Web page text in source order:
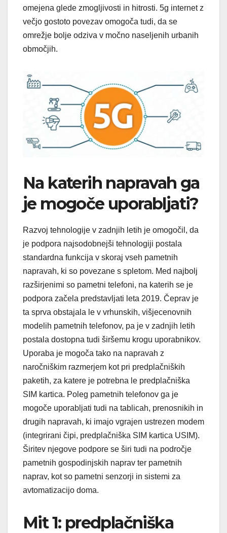
omejena glede zmogljivosti in hitrosti. 5g internet z
večjo gostoto povezav omogoča tudi, da se
omrežje bolje odziva v močno naseljenih urbanih
območjih.
Na katerih napravah ga
je mogoče uporabljati?
Razvoj tehnologije v zadnjih letih je omogočil, da
je podpora najsodobnejši tehnologiji postala
standardna funkcija v skoraj vseh pametnih
napravah, ki so povezane s spletom. Med najbolj
razširjenimi so pametni telefoni, na katerih se je
podpora začela predstavljati leta 2019. Čeprav je
ta sprva obstajala le v vrhunskih, višjecenovnih
modelih pametnih telefonov, pa je v zadnjih letih
postala dostopna tudi širšemu krogu uporabnikov.
Uporaba je mogoča tako na napravah z
naročniškim razmerjem kot pri predplačniških
paketih, za katere je potrebna le predplačniška
SIM kartica. Poleg pametnih telefonov ga je
mogoče uporabljati tudi na tablicah, prenosnikih in
drugih napravah, ki imajo vgrajen ustrezen modem
(integrirani čipi, predplačniška SIM kartica USIM).
Širitev njegove podpore se širi tudi na področje
pametnih gospodinjskih naprav ter pametnih
naprav, kot so pametni senzorji in sistemi za
avtomatizacijo doma.
Mit 1: predplačniška